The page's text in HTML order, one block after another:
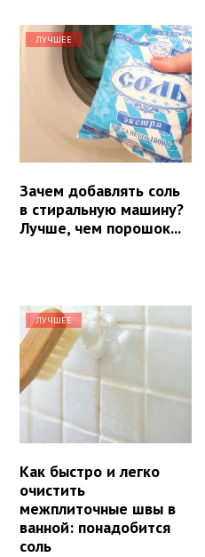
ЛУЧШЕЕ
Зачем добавлять соль
в стиральную машину?
Лучше, чем порошок...
ЛУЧШЕЕ
Как быстро и легко
очистить
межплиточные швы в
ванной: понадобится
соль